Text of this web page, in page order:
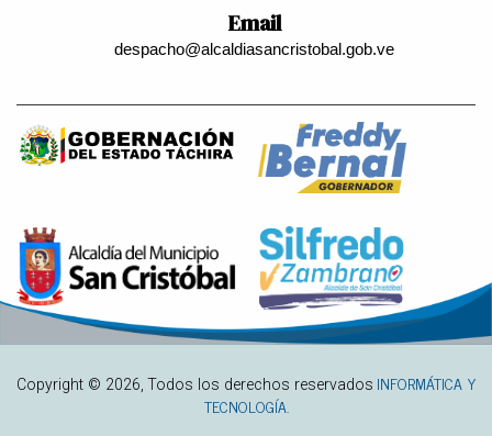
Email
despacho@alcaldiasancristobal.gob.ve
Copyright © 2026 , Todos los derechos reservados INFORMÁTICA Y
TECNOLOGÍA.